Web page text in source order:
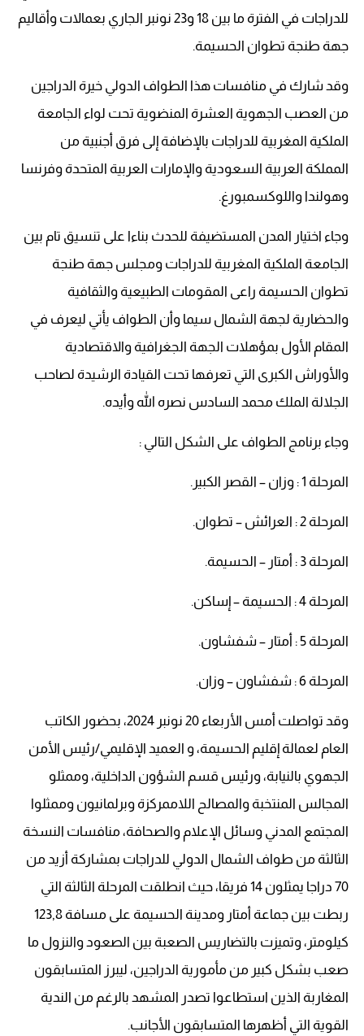
للدراجات في الفترة ما بين 18 و23 نونبر الجاري بعمالات وأقاليم
جهة طنجة تطوان الحسيمة.
وقد شارك في منافسات هذا الطواف الدولي خيرة الدراجين
من العصب الجهوية العشرة المنضوية تحت لواء الجامعة
الملكية المغربية للدراجات بالإضافة إلى فرق أجنبية من
المملكة العربية السعودية والإمارات العربية المتحدة وفرنسا
وهولندا واللوكسمبورغ.
وجاء اختيار المدن المستضيفة للحدث بناءا على تنسيق تام بين
الجامعة الملكية المغربية للدراجات ومجلس جهة طنجة
تطوان الحسيمة راعى المقومات الطبيعية والثقافية
والحضارية لجهة الشمال سيما وأن الطواف يأتي ليعرف في
المقام الأول بمؤهلات الجهة الجغرافية والاقتصادية
والأوراش الكبرى التي تعرفها تحت القيادة الرشيدة لصاحب
الجلالة الملك محمد السادس نصره الله وأيده.
وجاء برنامج الطواف على الشكل التالي :
المرحلة 1 : وزان – القصر الكبير.
المرحلة 2 : العرائش – تطوان.
المرحلة 3 : أمتار – الحسيمة.
المرحلة 4 : الحسيمة – إساكن.
المرحلة 5 : أمتار – شفشاون.
المرحلة 6 : شفشاون – وزان.
وقد تواصلت أمس الأربعاء 20 نونبر 2024، بحضور الكاتب
العام لعمالة إقليم الحسيمة، و العميد الإقليمي/رئيس الأمن
الجهوي بالنيابة، ورئيس قسم الشؤون الداخلية، وممثلو
المجالس المنتخبة والمصالح اللاممركزة وبرلمانيون وممثلوا
المجتمع المدني وسائل الإعلام والصحافة، منافسات النسخة
الثالثة من طواف الشمال الدولي للدراجات بمشاركة أزيد من
70 دراجا يمثلون 14 فريقا، حيث انطلقت المرحلة الثالثة التي
ربطت بين جماعة أمتار ومدينة الحسيمة على مسافة 123,8
كيلومتر، وتميزت بالتضاريس الصعبة بين الصعود والنزول ما
صعب بشكل كبير من مأمورية الدراجين، ليبرز المتسابقون
المغاربة الذين استطاعوا تصدر المشهد بالرغم من الندية
القوية التي أظهرها المتسابقون الأجانب.